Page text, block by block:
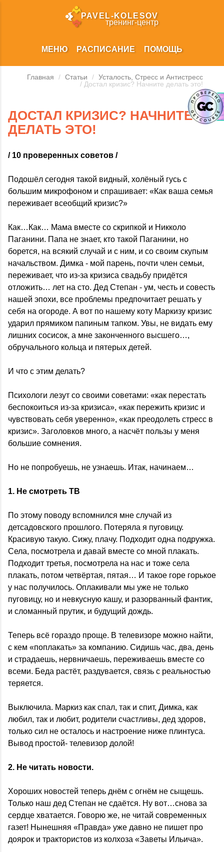
PAVEL‑KOLESOV
тренинг‑центр
МЕНЮ РАСПИСАНИЕ ПОМОЩЬ
Главная / Статьи / Усталость, Стресс и Антистресс
/ Достал кризис? Начните делать это!
ДОСТАЛ КРИЗИС? НАЧНИТЕ
ДЕЛАТЬ ЭТО!
/ 10 проверенных советов /
Подошёл сегодня такой видный, холёный гусь с
большим микрофоном и спрашивает: «Как ваша семья
переживает всеобщий кризис?»
Как…Как… Мама вместе со скрипкой и Никколо
Паганини. Папа не знает, кто такой Паганини, но
борется, на всякий случай и с ним, и со своим скупым
начальством. Димка - мой парень, почти член семьи,
переживает, что из-за кризиса свадьбу придётся
отложить… лет на сто. Дед Степан - ум, честь и совесть
нашей эпохи, все проблемы предпочитает решать у
себя на огороде. А вот по нашему коту Маркизу кризис
ударил прямиком папиным тапком. Увы, не видать ему
лишних сосисок, а мне законченного высшего…,
обручального кольца и пятерых детей.
И что с этим делать?
Психологи лезут со своими советами: «как перестать
беспокоиться из-за кризиса», «как пережить кризис и
чувствовать себя уверенно», «как преодолеть стресс в
кризис». Заголовков много, а насчёт пользы у меня
большие сомнения.
Но не попробуешь, не узнаешь. Итак, начинаем…
1. Не смотреть ТВ
По этому поводу вспомнился мне случай из
детсадовского прошлого. Потеряла я пуговицу.
Красивую такую. Сижу, плачу. Подходит одна подружка.
Села, посмотрела и давай вместе со мной плакать.
Подходит третья, посмотрела на нас и тоже села
плакать, потом четвёртая, пятая… И такое горе горькое
у нас получилось. Оплакивали мы уже не только
пуговицу, но и невкусную кашу, и разорванный фантик,
и сломанный прутик, и будущий дождь.
Теперь всё гораздо проще. В телевизоре можно найти,
с кем «поплакать» за компанию. Сидишь час, два, день
и страдаешь, нервничаешь, переживаешь вместе со
всеми. Беда растёт, раздувается, связь с реальностью
теряется.
Выключила. Маркиз как спал, так и спит, Димка, как
любил, так и любит, родители счастливы, дед здоров,
только сил не осталось и настроение ниже плинтуса.
Вывод простой- телевизор долой!
2. Не читать новости.
Хороших новостей теперь днём с огнём не сыщешь.
Только наш дед Степан не сдаётся. Ну вот…снова за
сердце хватается. Говорю же, не читай современных
газет! Нынешняя «Правда» уже давно не пишет про
доярок и трактористов из колхоза «Заветы Ильича».